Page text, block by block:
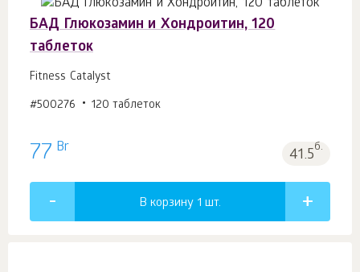
БАД Глюкозамин и Хондроитин, 120
таблеток
Fitness Catalyst
#500276 120 таблеток
77 Br 41.5б.
В корзину 1 шт.